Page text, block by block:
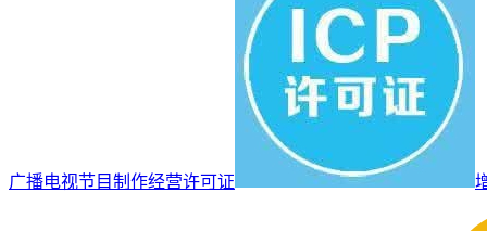
广播电视节目制作经营许可证